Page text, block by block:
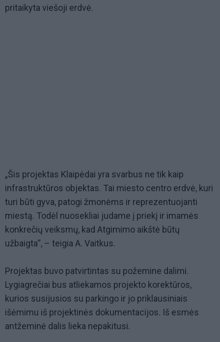
pritaikyta viešoji erdvė.
„Šis projektas Klaipėdai yra svarbus ne tik kaip
infrastruktūros objektas. Tai miesto centro erdvė, kuri
turi būti gyva, patogi žmonėms ir reprezentuojanti
miestą. Todėl nuosekliai judame į priekį ir imamės
konkrečių veiksmų, kad Atgimimo aikštė būtų
užbaigta“, – teigia A. Vaitkus.
Projektas buvo patvirtintas su požemine dalimi.
Lygiagrečiai bus atliekamos projekto korektūros,
kurios susijusios su parkingo ir jo priklausiniais
išėmimu iš projektinės dokumentacijos. Iš esmės
antžeminė dalis lieka nepakitusi.